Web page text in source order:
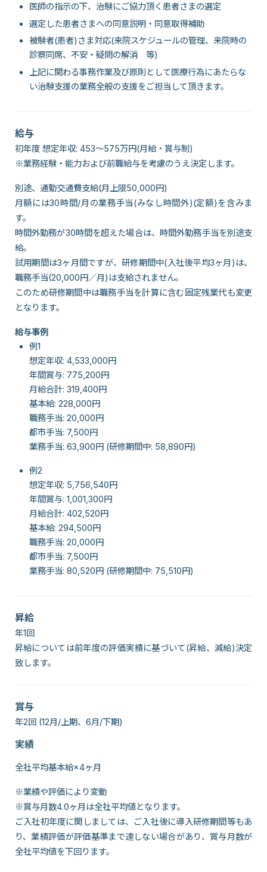
医師の指示の下、治験にご協力頂く患者さまの選定
選定した患者さまへの同意説明・同意取得補助
被験者(患者)さま対応(来院スケジュールの管理、来院時の
診察同席、不安・疑問の解消 等)
上記に関わる事務作業及び原則として医療行為にあたらな
い治験支援の業務全般の支援をご担当して頂きます。
給与
初年度 想定年収: 453～575万円(月給・賞与制)
※業務経験・能力および前職給与を考慮のうえ決定します。
別途、通勤交通費支給(月上限50,000円)
月額には30時間/月の業務手当(みなし時間外)(定額)を含みま
す。
時間外勤務が30時間を超えた場合は、時間外勤務手当を別途支
給。
試用期間は3ヶ月間ですが、研修期間中(入社後平均3ヶ月)は、
職務手当(20,000円／月)は支給されません。
このため研修期間中は職務手当を計算に含む固定残業代も変更
となります。
給与事例
例1
想定年収: 4,533,000円
年間賞与: 775,200円
月給合計: 319,400円
基本給: 228,000円
職務手当: 20,000円
都市手当: 7,500円
業務手当: 63,900円 (研修期間中: 58,890円)
例2
想定年収: 5,756,540円
年間賞与: 1,001,300円
月給合計: 402,520円
基本給: 294,500円
職務手当: 20,000円
都市手当: 7,500円
業務手当: 80,520円 (研修期間中: 75,510円)
昇給
年1回
昇給については前年度の評価実績に基づいて(昇給、減給)決定
致します。
賞与
年2回 (12月/上期、6月/下期)
実績
全社平均基本給×4ヶ月
※業績や評価により変動
※賞与月数4.0ヶ月は全社平均値となります。
ご入社初年度に関しましては、ご入社後に導入研修期間等もあ
り、業績評価が評価基準まで達しない場合があり、賞与月数が
全社平均値を下回ります。